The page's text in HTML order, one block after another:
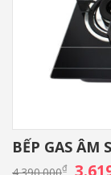
BẾP GAS ÂM
₫ Giá